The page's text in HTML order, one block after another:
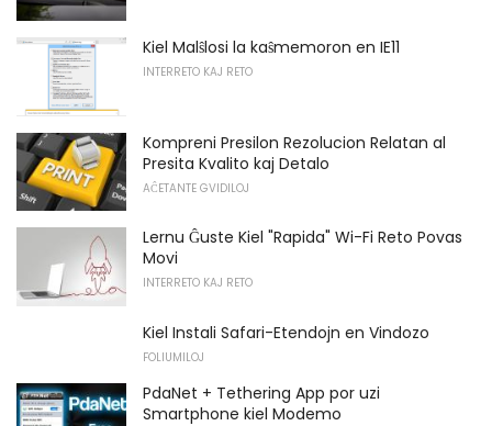
Kiel Malŝlosi la kaŝmemoron en IE11
INTERRETO KAJ RETO
Kompreni Presilon Rezolucion Relatan al
Presita Kvalito kaj Detalo
AĈETANTE GVIDILOJ
Lernu Ĝuste Kiel "Rapida" Wi-Fi Reto Povas
Movi
INTERRETO KAJ RETO
Kiel Instali Safari-Etendojn en Vindozo
FOLIUMILOJ
PdaNet + Tethering App por uzi
Smartphone kiel Modemo